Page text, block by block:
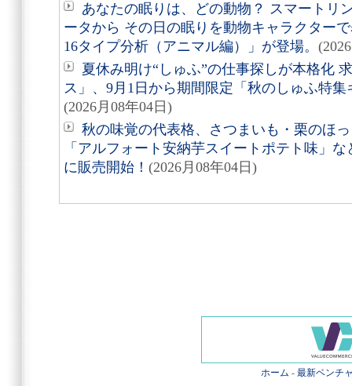
あなたの眠りは、どの動物？ スマートリ
ータから その日の眠りを動物キャラクター
16タイプ分析（アニマル編）」が登場。
夏休み明け“しゅふ”の仕事探しが本格化
ス」、9月1日から期間限定「秋のしゅふ特
(2026月08年04日)
秋の味覚の代表格、さつまいも・栗のほ
「アルフォート安納芋スイートポテト味」
に販売開始！ (2026月08年04日)
ホーム - 最新ベンチ